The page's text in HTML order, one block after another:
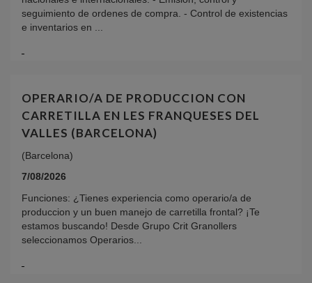
seguimiento de ordenes de compra. - Control de existencias
e inventarios en ...
OPERARIO/A DE PRODUCCION CON
CARRETILLA EN LES FRANQUESES DEL
VALLES (BARCELONA)
(Barcelona)
7/08/2026
Funciones: ¿Tienes experiencia como operario/a de
produccion y un buen manejo de carretilla frontal? ¡Te
estamos buscando! Desde Grupo Crit Granollers
seleccionamos Operarios...